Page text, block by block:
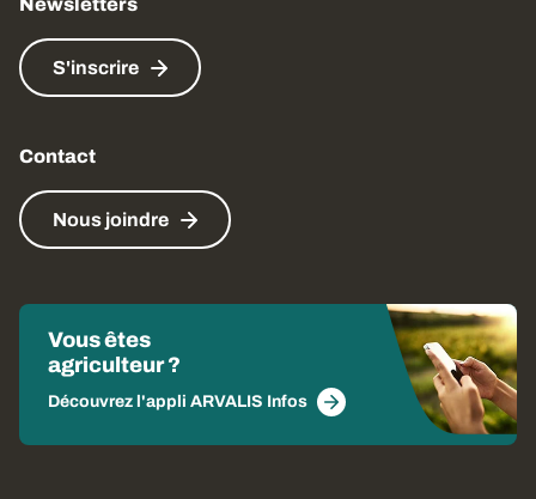
S'inscrire
Contact
Nous joindre
Vous êtes
agriculteur ?
Découvrez l'appli ARVALIS Infos